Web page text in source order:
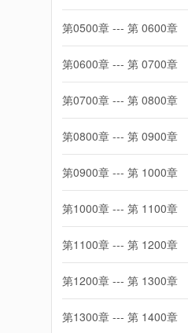
第0500章 --- 第 0600章
第0600章 --- 第 0700章
第0700章 --- 第 0800章
第0800章 --- 第 0900章
第0900章 --- 第 1000章
第1000章 --- 第 1100章
第1100章 --- 第 1200章
第1200章 --- 第 1300章
第1300章 --- 第 1400章